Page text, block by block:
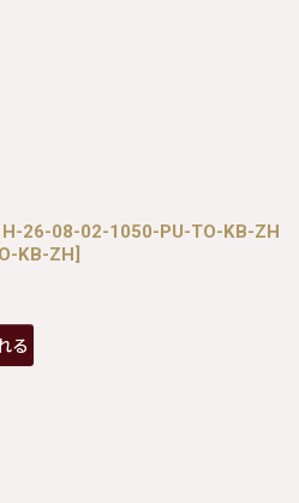
H-26-08-02-1050-PU-TO-KB-ZH
KB-ZH]
る